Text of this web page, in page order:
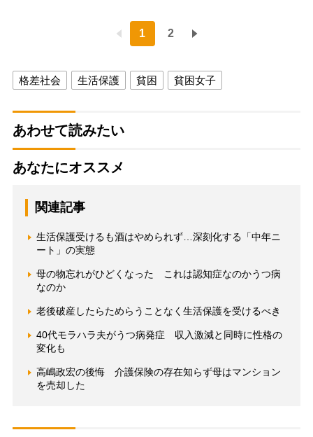
1 2
格差社会 生活保護 貧困 貧困女子
あわせて読みたい
あなたにオススメ
関連記事
生活保護受けるも酒はやめられず…深刻化する「中年ニ
ート」の実態
母の物忘れがひどくなった これは認知症なのかうつ病
なのか
老後破産したらためらうことなく生活保護を受けるべき
40代モラハラ夫がうつ病発症 収入激減と同時に性格の
変化も
高嶋政宏の後悔 介護保険の存在知らず母はマンション
を売却した